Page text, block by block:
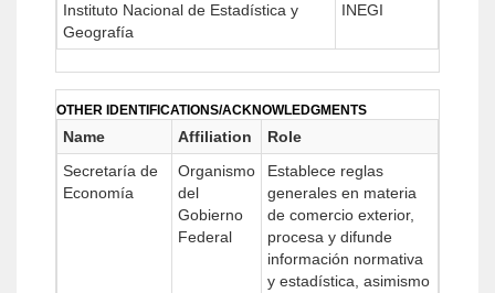
Instituto Nacional de Estadística y
Geografía
INEGI
OTHER IDENTIFICATIONS/ACKNOWLEDGMENTS
Name Affiliation
Role
Secretaría de
Economía
Organismo
del
Gobierno
Federal
Establece reglas
generales en materia
de comercio exterior,
procesa y difunde
información normativa
y estadística, asimismo